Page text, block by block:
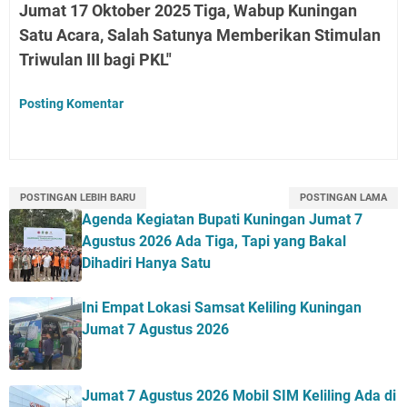
Jumat 17 Oktober 2025 Tiga, Wabup Kuningan
Satu Acara, Salah Satunya Memberikan Stimulan
Triwulan III bagi PKL"
Posting Komentar
POSTINGAN LEBIH BARU POSTINGAN LAMA
Agenda Kegiatan Bupati Kuningan Jumat 7
Agustus 2026 Ada Tiga, Tapi yang Bakal
Dihadiri Hanya Satu
Ini Empat Lokasi Samsat Keliling Kuningan
Jumat 7 Agustus 2026
Jumat 7 Agustus 2026 Mobil SIM Keliling Ada di